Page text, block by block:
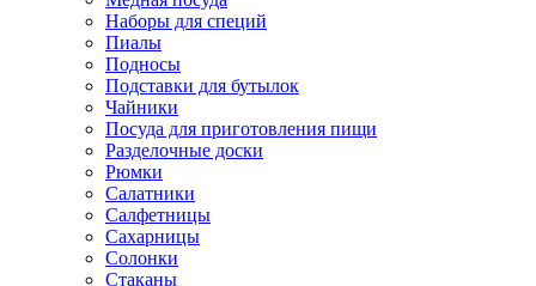
Наборы для специй
Пиалы
Подносы
Подставки для бутылок
Чайники
Посуда для приготовления пищи
Разделочные доски
Рюмки
Салатники
Салфетницы
Сахарницы
Солонки
Стаканы